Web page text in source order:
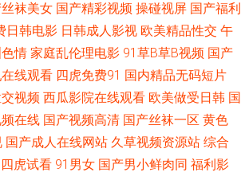
久国产 欧美日韩轮乱五区 五月婷香 91次元黄色页
久久乱 亚洲精品五月婷婷 91情侣视频 国产日韩精
看 最新AV四虎 91视频精品导航 九九福利导航 四虎
线 超碰91人人人人人乐 人人操综合 91n入口 www狠
袜美女 国产精彩视频 操碰视屏 国产福利
日韩电影 日韩成人影视 欧美精品性交 午
情 家庭乱伦理电影 91草B草B视频 国产
线观看 四虎免费91 国内精品无码短片
视频 西瓜影院在线观看 欧美做受日韩 国
在线 国产视频高清 国产丝袜一区 黄色
国产成人在线网站 久草视频资源站 综合
四虎试看 91男女 国产男小鲜肉同 福利影